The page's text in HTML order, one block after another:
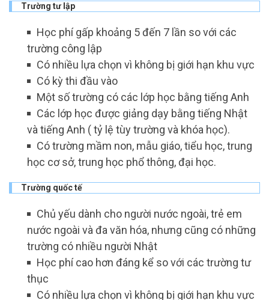
Trường tư lập
Học phí gấp khoảng 5 đến 7 lần so với các
trường công lập
Có nhiều lựa chọn vì không bị giới hạn khu vực
Có kỳ thi đầu vào
Một số trường có các lớp học bằng tiếng Anh
Các lớp học được giảng dạy bằng tiếng Nhật
và tiếng Anh ( tỷ lệ tùy trường và khóa học).
Có trường mầm non, mẫu giáo, tiểu học, trung
học cơ sở, trung học phổ thông, đại học.
Trường quốc tế
Chủ yếu dành cho người nước ngoài, trẻ em
nước ngoài và đa văn hóa, nhưng cũng có những
trường có nhiều người Nhật
Học phí cao hơn đáng kể so với các trường tư
thục
Có nhiều lựa chọn vì không bị giới hạn khu vực